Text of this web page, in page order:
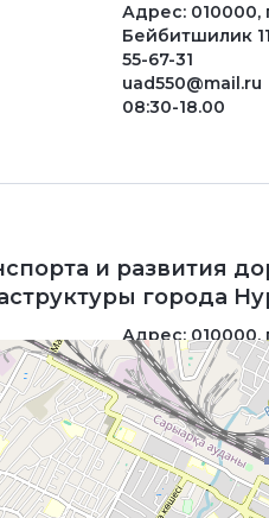
Адрес: 010000,
Бейбитшилик
55-67-31
uad550@mail.ru
08:30-18.00
и развития
города
Адрес: 010000,
Бейбитшилик
55-67-31
uad550@mail.ru
08:30-18.00